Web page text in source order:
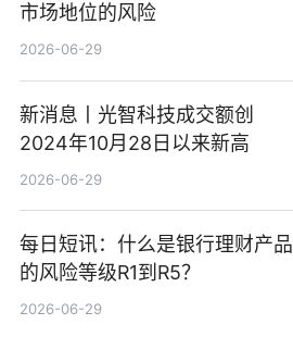
市场地位的风险
2026-06-29
新消息丨光智科技成交额创
2024年10月28日以来新高
2026-06-29
每日短讯：什么是银行理财产品
的风险等级R1到R5？
2026-06-29